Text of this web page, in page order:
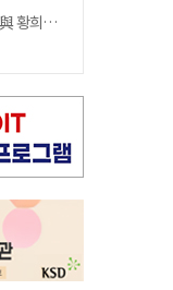
與 황희…